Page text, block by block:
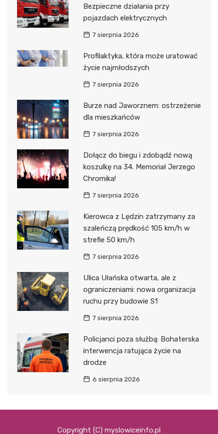
Bezpieczne działania przy
pojazdach elektrycznych
7 sierpnia 2026
Profilaktyka, która może uratować
życie najmłodszych
7 sierpnia 2026
Burze nad Jaworznem: ostrzeżenie
dla mieszkańców
7 sierpnia 2026
Dołącz do biegu i zdobądź nową
koszulkę na 34. Memoriał Jerzego
Chromika!
7 sierpnia 2026
Kierowca z Lędzin zatrzymany za
szaleńczą prędkość 105 km/h w
strefie 50 km/h
7 sierpnia 2026
Ulica Ułańska otwarta, ale z
ograniczeniami: nowa organizacja
ruchu przy budowie S1
7 sierpnia 2026
Policjanci poza służbą: Bohaterska
interwencja ratująca życie na
drodze
6 sierpnia 2026
Copyright (C) myslowiceinfo.pl